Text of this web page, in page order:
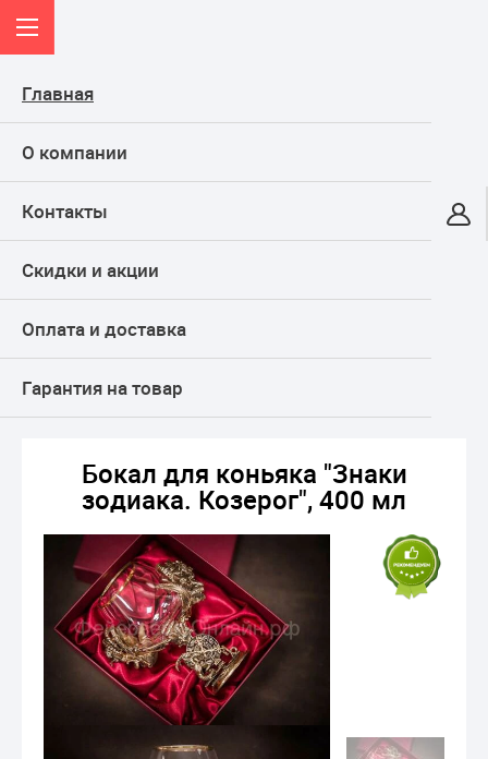
Главная
О компании
Контакты
Скидки и акции
Оплата и доставка
Гарантия на товар
Онлайн-гипермаркет
КАТАЛОГ
VIP подарки ручной работы
Коньячные бокалы, бокалы под виски
Бокал для коньяка "Знаки зодиака. Козерог", 400 мл
Бокал для коньяка "Знаки
зодиака. Козерог", 400 мл